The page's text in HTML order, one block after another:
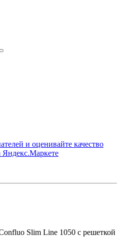
Slim Line 1050 с решеткой